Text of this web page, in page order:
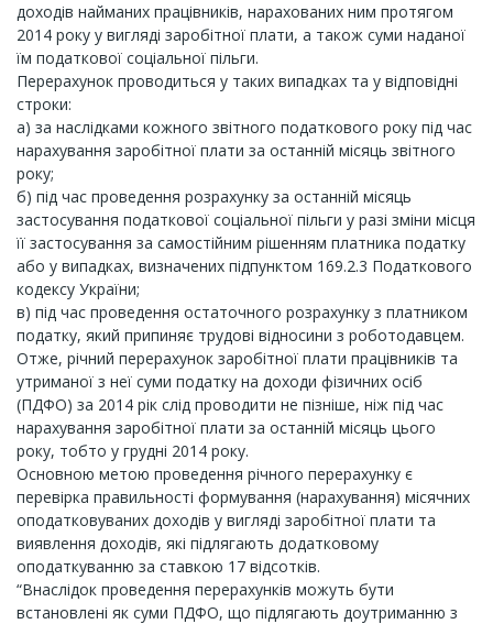
доходів найманих працівників, нарахованих ним протягом
2014 року у вигляді заробітної плати, а також суми наданої
їм податкової соціальної пільги.
Перерахунок проводиться у таких випадках та у відповідні
строки:
а) за наслідками кожного звітного податкового року під час
нарахування заробітної плати за останній місяць звітного
року;
б) під час проведення розрахунку за останній місяць
застосування податкової соціальної пільги у разі зміни місця
її застосування за самостійним рішенням платника податку
або у випадках, визначених підпунктом 169.2.3 Податкового
кодексу України;
в) під час проведення остаточного розрахунку з платником
податку, який припиняє трудові відносини з роботодавцем.
Отже, річний перерахунок заробітної плати працівників та
утриманої з неї суми податку на доходи фізичних осіб
(ПДФО) за 2014 рік слід проводити не пізніше, ніж під час
нарахування заробітної плати за останній місяць цього
року, тобто у грудні 2014 року.
Основною метою проведення річного перерахунку є
перевірка правильності формування (нарахування) місячних
оподатковуваних доходів у вигляді заробітної плати та
виявлення доходів, які підлягають додатковому
оподаткуванню за ставкою 17 відсотків.
“Внаслідок проведення перерахунків можуть бути
встановлені як суми ПДФО, що підлягають доутриманню з